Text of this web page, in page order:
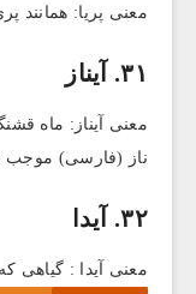
معنی پریا: همانند
۳۱. آیناز
معنی آیناز: ماه
ناز (فارسی) موجب
۳۲. آیدا
معنی آیدا : گیاهی